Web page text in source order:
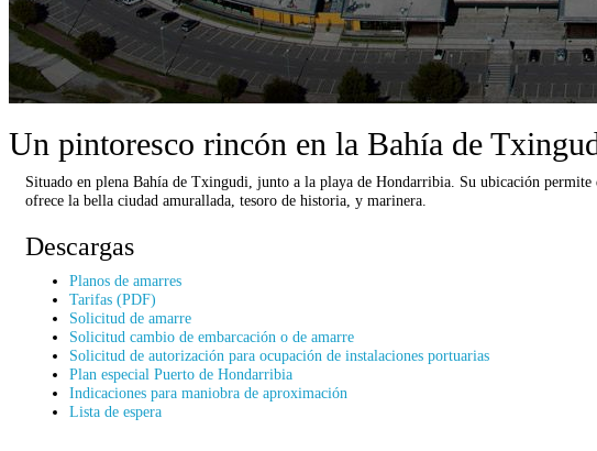
Un pintoresco rincón en la Bahía de
Situado en plena Bahía de Txingudi, junto a la playa de Hondarribia. Su ubicación
ofrece la bella ciudad amurallada, tesoro de historia, y marinera.
Descargas
Planos de amarres
Tarifas (PDF)
Solicitud de amarre
Solicitud cambio de embarcación o de amarre
Solicitud de autorización para ocupación de instalaciones portuarias
Plan especial Puerto de Hondarribia
Indicaciones para maniobra de aproximación
Lista de espera